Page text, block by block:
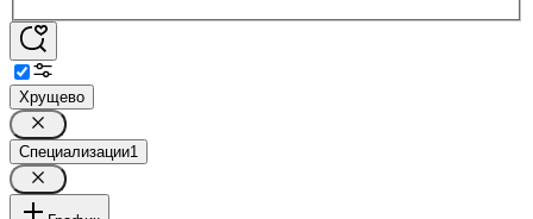
Хрущево
Специализации1